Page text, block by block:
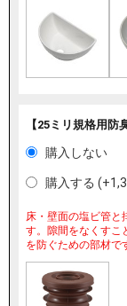
【25ミリ規格用
購入しない
購入する (+
床・壁面の塩ビ管と
す。隙間をなくすこ
を防ぐための部材で